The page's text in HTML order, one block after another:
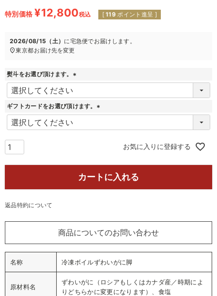
特別価格 ¥12,800税込 [ 119 ポイント進呈 ]
2026/08/15（土） に宅急便でお届けします。
東京都お届け先を変更
熨斗をお選び頂けます。
(
必
須
)
ギフトカードをお選び頂けます。
(
お気に入りに登録する
カートに入れる
返品特約について
商品についてのお問い合わせ
名称 冷凍ボイルずわいがに脚
原材料名
ずわいがに（ロシアもしくはカナダ産／時期によ
りどちらかに変更になります）、食塩